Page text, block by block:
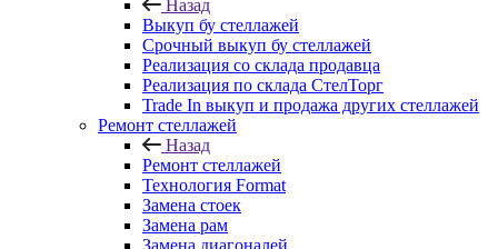
Назад
Выкуп бу стеллажей
Срочный выкуп бу стеллажей
Реализация со склада продавца
Реализация по склада СтелТорг
Trade In выкуп и продажа других стеллажей
Ремонт стеллажей
Назад
Ремонт стеллажей
Технология Format
Замена стоек
Замена рам
Замена диагоналей